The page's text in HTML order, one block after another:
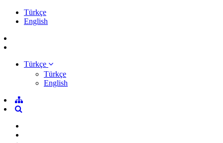
Türkçe
English
Türkçe
Türkçe
English